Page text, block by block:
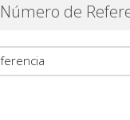
de